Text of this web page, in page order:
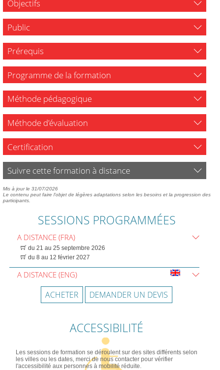
Objectifs
Public
Prérequis
Programme de la formation
Méthode pédagogique
Méthode d'évaluation
Certification
Suivre cette formation à distance
Mis à jour le 31/07/2026
Le contenu peut faire l'objet de légères adaptations selon les besoins et la progression des
participants.
SESSIONS PROGRAMMÉES
A DISTANCE (FRA)
du 21 au 25 septembre 2026
du 8 au 12 février 2027
A DISTANCE (ENG)
ACHETER DEMANDER UN DEVIS
ACCESSIBILITÉ
Les sessions de formation se déroulent sur des sites différents selon
les villes ou les dates, merci de nous contacter pour vérifier
l'accessibilité aux personnes à mobilité réduite.